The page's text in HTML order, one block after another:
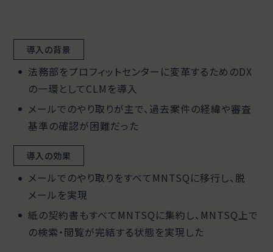
導入の背景
法務部をプロフィットセンターに変革するためのDX
の一環としてCLMを導入
メールでのやり取りが主で、過去案件の経緯や審査
基準の確認が困難だった
導入の効果
メールでのやり取りをすべてMNTSQに移行し、脱
メールを実現
紙の契約書もすべてMNTSQに集約し、MNTSQ上で
の検索・閲覧が完結する状態を実現した